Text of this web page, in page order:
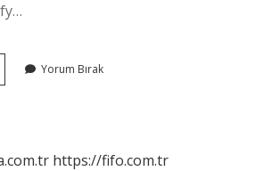
Yorum Bırak
https://fifo.com.tr